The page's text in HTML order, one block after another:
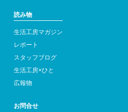
読み物
生活工房マガジン
レポート
スタッフブログ
生活工房×ひと
広報物
お問合せ